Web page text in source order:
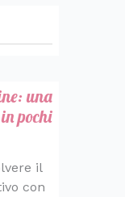
una
pochi
il
con